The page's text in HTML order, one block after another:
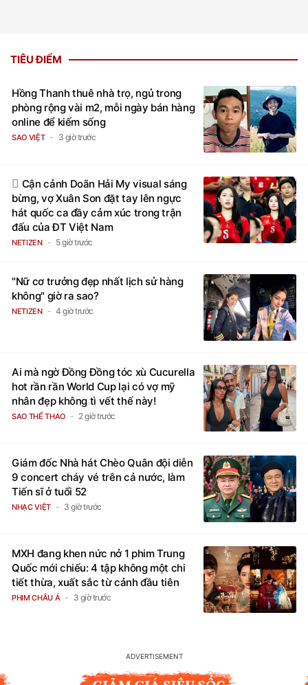
TIÊU ĐIỂM
Hồng Thanh thuê nhà trọ, ngủ trong
phòng rộng vài m2, mỗi ngày bán hàng
online để kiếm sống
SAO VIỆT 3 giờ trước
Cận cảnh Doãn Hải My visual sáng
bừng, vợ Xuân Son đặt tay lên ngực
hát quốc ca đầy cảm xúc trong trận
đấu của ĐT Việt Nam
NETIZEN 5 giờ trước
"Nữ cơ trưởng đẹp nhất lịch sử hàng
không" giờ ra sao?
NETIZEN 4 giờ trước
Ai mà ngờ Đồng Đồng tóc xù Cucurella
hot rần rần World Cup lại có vợ mỹ
nhân đẹp không tì vết thế này!
SAO THỂ THAO 2 giờ trước
Giám đốc Nhà hát Chèo Quân đội diễn
9 concert cháy vé trên cả nước, làm
Tiến sĩ ở tuổi 52
NHẠC VIỆT 3 giờ trước
MXH đang khen nức nở 1 phim Trung
Quốc mới chiếu: 4 tập không một chi
tiết thừa, xuất sắc từ cảnh đầu tiên
PHIM CHÂU Á 3 giờ trước